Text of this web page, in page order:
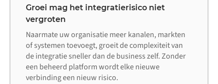
Groei mag het integratierisico niet
vergroten
Naarmate uw organisatie meer kanalen, markten
of systemen toevoegt, groeit de complexiteit van
de integratie sneller dan de business zelf. Zonder
een beheerd platform wordt elke nieuwe
verbinding een nieuw risico.